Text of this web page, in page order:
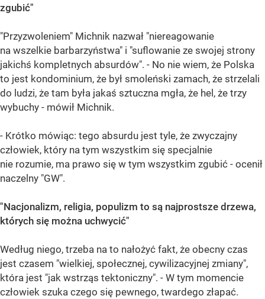
zgubić"
"Przyzwoleniem" Michnik nazwał "niereagowanie
na wszelkie barbarzyństwa" i "suflowanie ze swojej strony
jakichś kompletnych absurdów". - No nie wiem, że Polska
to jest kondominium, że był smoleński zamach, że strzelali
do ludzi, że tam była jakaś sztuczna mgła, że hel, że trzy
wybuchy - mówił Michnik.
- Krótko mówiąc: tego absurdu jest tyle, że zwyczajny
człowiek, który na tym wszystkim się specjalnie
nie rozumie, ma prawo się w tym wszystkim zgubić - ocenił
naczelny "GW".
"Nacjonalizm, religia, populizm to są najprostsze drzewa,
których się można uchwycić"
Według niego, trzeba na to nałożyć fakt, że obecny czas
jest czasem "wielkiej, społecznej, cywilizacyjnej zmiany",
która jest "jak wstrząs tektoniczny". - W tym momencie
człowiek szuka czego się pewnego, twardego złapać.